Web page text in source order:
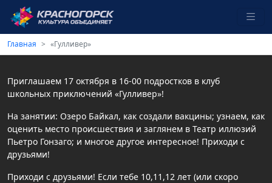
Главная «Гулливер»
Приглашаем 17 октября в 16-00 подростков в клуб
школьных приключений «Гулливер»!
На занятии: Озеро Байкал, как создали вакцины; узнаем, как
оценить место происшествия и заглянем в Театр иллюзий
Пьетро Гонзаго; и многое другое интересное! Приходи с
друзьями!
Приходи с друзьями! Если тебе 10,11,12 лет (или скоро